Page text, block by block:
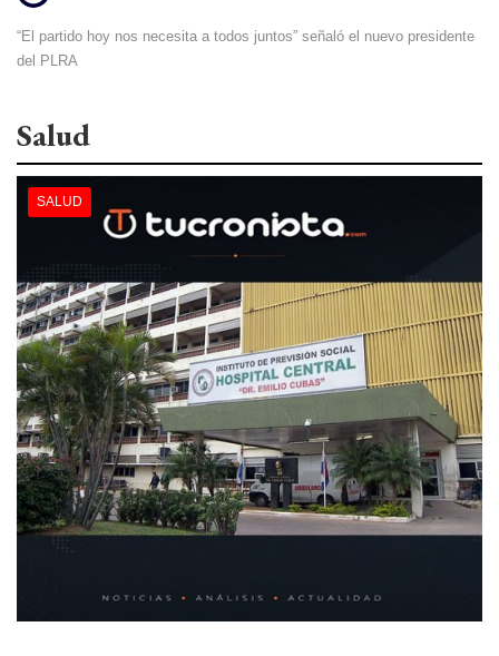
“El partido hoy nos necesita a todos juntos” señaló el nuevo presidente
del PLRA
Salud
SALUD